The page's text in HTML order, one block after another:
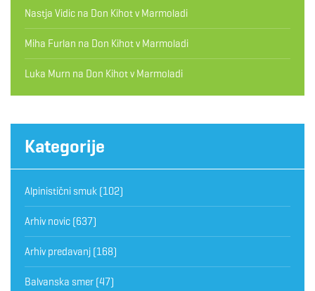
Nastja Vidic na Don Kihot v Marmoladi
Miha Furlan na Don Kihot v Marmoladi
Luka Murn na Don Kihot v Marmoladi
Kategorije
Alpinistični smuk (102)
Arhiv novic (637)
Arhiv predavanj (168)
Balvanska smer (47)